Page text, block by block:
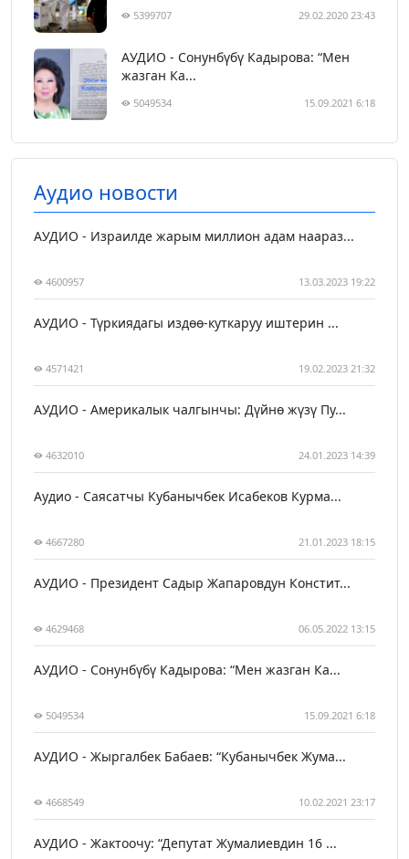
5399707 29.02.2020 23:43
АУДИО - Сонунбүбү Кадырова: “Мен
жазган Ка...
5049534 15.09.2021 6:18
Аудио новости
АУДИО - Израилде жарым миллион адам наараз...
4600957 13.03.2023 19:22
АУДИО - Түркиядагы издөө-куткаруу иштерин ...
4571421 19.02.2023 21:32
АУДИО - Америкалык чалгынчы: Дүйнө жүзү Пу...
4632010 24.01.2023 14:39
Аудио - Саясатчы Кубанычбек Исабеков Курма...
4667280 21.01.2023 18:15
АУДИО - Президент Садыр Жапаровдун Констит...
4629468 06.05.2022 13:15
АУДИО - Сонунбүбү Кадырова: “Мен жазган Ка...
5049534 15.09.2021 6:18
АУДИО - Жыргалбек Бабаев: “Кубанычбек Жума...
4668549 10.02.2021 23:17
АУДИО - Жактоочу: “Депутат Жумалиевдин 16 ...